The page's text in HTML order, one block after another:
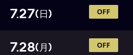
7.27(日) OFF
7.28(月) OFF